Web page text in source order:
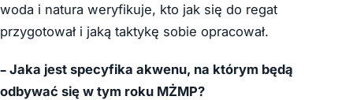
woda i natura weryfikuje, kto jak się do regat
przygotował i jaką taktykę sobie opracował.
– Jaka jest specyfika akwenu, na którym będą
odbywać się w tym roku MŻMP?